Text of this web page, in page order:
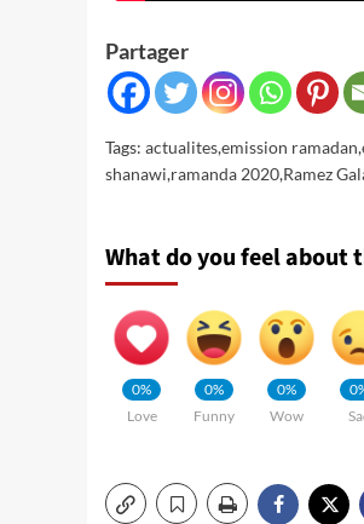
Partager
Tags: actualites,emission ramadan,
shanawi,ramanda 2020,Ramez
What do you feel about
0%
Love
0%
Funny
0%
Wow